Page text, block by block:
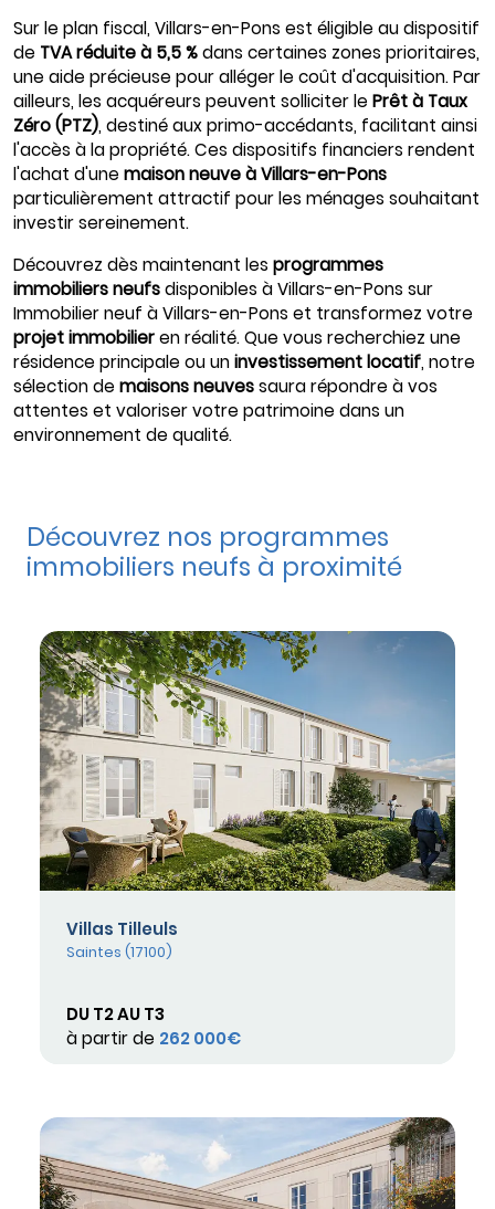
Sur le plan fiscal, Villars-en-Pons est éligible au dispositif
de TVA réduite à 5,5 %dans certaines zones prioritaires,
une aide précieuse pour alléger le coût d'acquisition. Par
ailleurs, les acquéreurs peuvent solliciter le Prêt à Taux
Zéro (PTZ), destiné aux primo-accédants, facilitant ainsi
l'accès à la propriété. Ces dispositifs financiers rendent
l'achat d'une maison neuve à Villars-en-Pons
particulièrement attractif pour les ménages souhaitant
investir sereinement.
Découvrez dès maintenant les programmes
immobiliers neufsdisponibles à Villars-en-Pons sur
Immobilier neuf à Villars-en-Pons et transformez votre
projet immobilieren réalité. Que vous recherchiez une
résidence principale ou uninvestissement locatif, notre
sélection de maisons neuvessaura répondre à vos
attentes et valoriser votre patrimoine dans un
environnement de qualité.
Découvrez nos programmes
immobiliers neufs à proximité
Villas Tilleuls
Saintes (17100)
DU T2 AU T3
à partir de 262 000€